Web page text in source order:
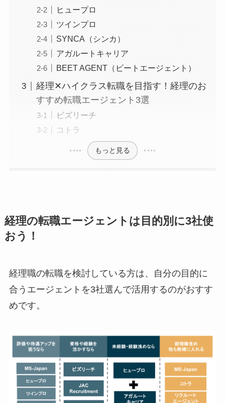
ヒュープロ
ツインプロ
SYNCA（シンカ）
アガルートキャリア
BEET AGENT（ビートエージェント）
経理✕ハイクラス転職を目指す！経理のお
すすめ転職エージェント3選
ビズリーチ
コトラ
もっと見る
経理の転職エージェントは目的別に3社使
おう！
経理職の転職を検討している方は、自分の目的に
合うエージェントを3社選んで活用するのがおすす
めです。